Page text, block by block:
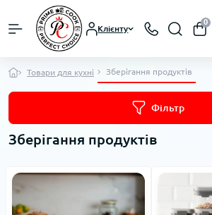
Клієнту
0
Товари для кухні Зберігання продуктів
Фільтр
Зберігання продуктів